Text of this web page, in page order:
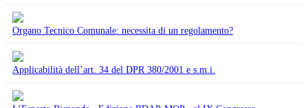
Organo Tecnico Comunale: necessita di un regolamento?
Applicabilità dell’art. 34 del DPR 380/2001 e s.m.i.